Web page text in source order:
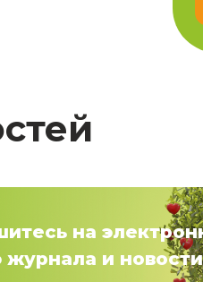
на
журнала и новости